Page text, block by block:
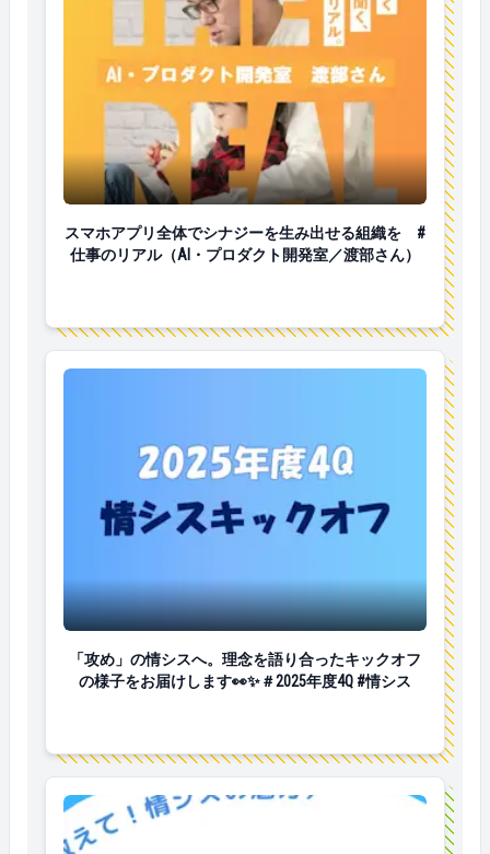
スマホアプリ全体でシナジーを生み出せる組織を #
スマホアプリ全体でシナジーを生み出せる組織を #
仕事のリアル（AI・プロダクト開発室／渡部さん）
「攻め」の情シスへ。理念を語り合ったキックオフ
「攻め」の情シスへ。理念を語り合ったキックオフ
の様子をお届けします👀✨＃2025年度4Q #情シス